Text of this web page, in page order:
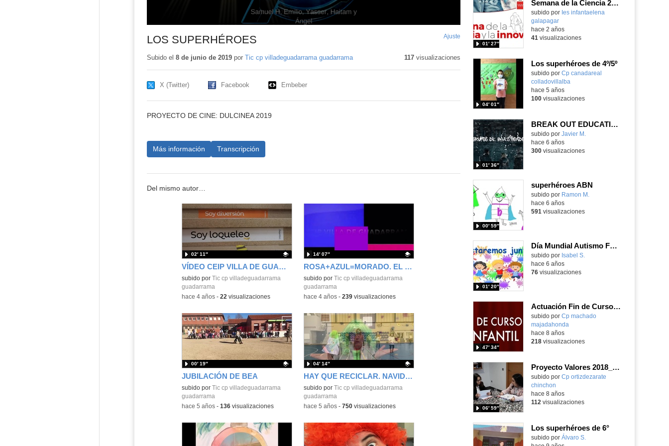
LOS SUPERHÉROES Ajuste
pantalla
Subido el 8 de junio de 2019por Tic cp villadeguadarrama guadarrama 117visualizaciones
X (Twitter) Facebook Embeber
PROYECTO DE CINE: DULCINEA 2019
Más información Transcripción
Del mismo autor…
VÍDEO CEIP VILLA DE GUADARRAMA
Contenido educativo.
subido por
Tic cp villadeguadarrama
guadarrama
02′ 11″
-hace 4 años- 22 visualizaciones
ROSA+AZUL=MORADO. EL DEPORTE COMO REFERENTE
Contenido educativo.
subido por
Tic cp villadeguadarrama
guadarrama
14′ 07″
-hace 4 años- 239visualizaciones
JUBILACIÓN DE BEA
Contenido educativo.
subido por
Tic cp villadeguadarrama
guadarrama
00′ 19″
-hace 5 años- 136visualizaciones
HAY QUE RECICLAR. NAVIDAD 2021
Contenido educativo.
subido por
Tic cp villadeguadarrama
guadarrama
04′ 14″
-hace 5 años- 750visualizaciones
Semana de la Ciencia 2023
subido por Ies infantaelena
galapagar
01′ 27″
-
hace 2 años
41 visualizaciones
Los superhéroes de 4º/5º
Contenido educativo.
subido por Cp canadareal
colladovillalba
04′ 01″
hace 5 años
100visualizaciones
BREAK OUT EDUCATIVO 4º DE PRIMARIA
Contenido educativo.
subido por Javier M.
01′ 36″
hace 6 años
300visualizaciones
superhéroes ABN
subido por Ramon M.
00′ 59″
hace 6 años
591 visualizaciones
Día Mundial Autismo FGL 2020
subido por Isabel S.
01′ 20″
hace 6 años
76visualizaciones
Actuación Fin de Curso 2018 (Infantil)
subido por Cp machado
majadahonda
47′ 34″
hace 8 años
218visualizaciones
Proyecto Valores 2018_Reciclaje 6ºB
subido por Cp ortizdezarate
chinchon
06′ 59″
hace 8 años
112 visualizaciones
Los superhéroes de 6°
subido por Álvaro S.